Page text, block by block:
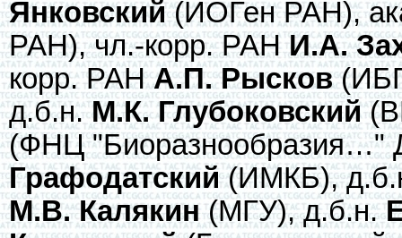
Янковский(ИОГен РАН),
РАН), чл.-корр. РАНИ.А.
корр. РАНА.П. Рысков
д.б.н.М.К. Глубоковский
(ФНЦ
Графодатский(ИМКБ),
М.В. Калякин(МГУ), д.б.н.